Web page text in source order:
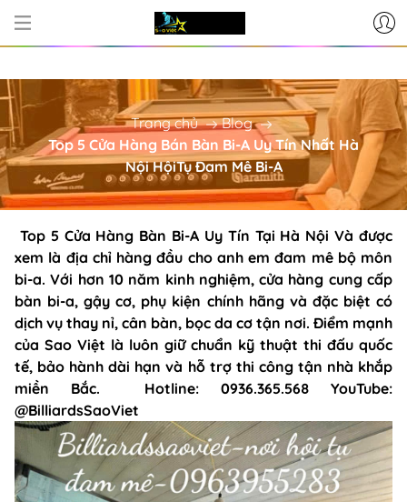
CƠ SỞ CUNG CẤP BÀN BI-A -
Trang chủ
Blog
Top 5 Cửa Hàng Bán Bàn Bi-A Uy Tín Nhất Hà
Nội HộiTụ Đam Mê Bi-A
Top 5 Cửa Hàng Bàn Bi-A Uy Tín Tại Hà Nội Và được
xem là địa chỉ hàng đầu cho anh em đam mê bộ môn
bi-a. Với hơn 10 năm kinh nghiệm, cửa hàng cung cấp
bàn bi-a, gậy cơ, phụ kiện chính hãng và đặc biệt có
dịch vụ thay nỉ, cân bàn, bọc da cơ tận nơi. Điểm mạnh
của Sao Việt là luôn giữ chuẩn kỹ thuật thi đấu quốc
tế, bảo hành dài hạn và hỗ trợ thi công tận nhà khắp
miền Bắc. Hotline: 0936.365.568 YouTube:
@BilliardsSaoViet